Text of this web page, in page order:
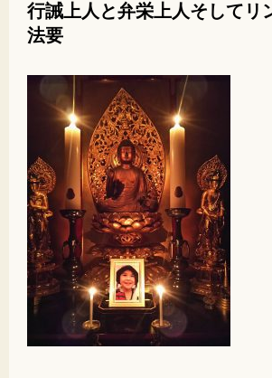
行誡上人と弁栄上人そしてリ
法要